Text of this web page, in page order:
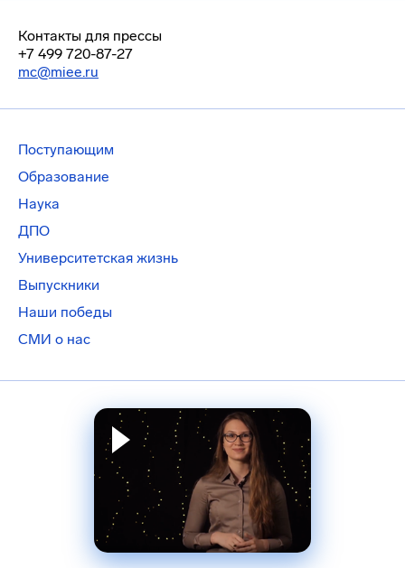
Контакты для прессы
+7 499 720-87-27
mc@miee.ru
Поступающим
Образование
Наука
ДПО
Университетская жизнь
Выпускники
Наши победы
СМИ о нас